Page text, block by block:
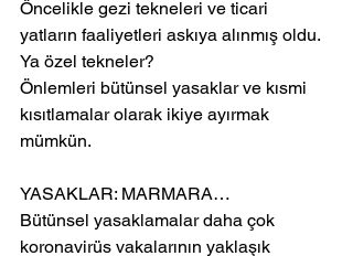
Öncelikle gezi tekneleri ve ticari
yatların faaliyetleri askıya alınmış oldu.
Ya özel tekneler?
Önlemleri bütünsel yasaklar ve kısmi
kısıtlamalar olarak ikiye ayırmak
mümkün.
YASAKLAR: MARMARA…
Bütünsel yasaklamalar daha çok
koronavirüs vakalarının yaklaşık